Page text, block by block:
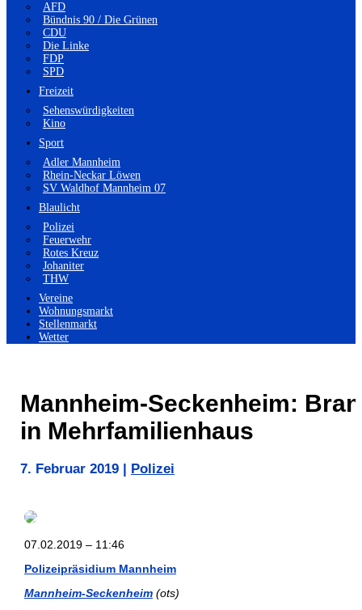
AFD
Bündnis 90 / Die Grünen
CDU
Die Linke
FDP
SPD
Freizeit
Sehenswürdigkeiten
Kino
Sport
Adler Mannheim
Rhein-Neckar Löwen
SV Waldhof Mannheim 07
Blaulicht
Polizei
Feuerwehr
Rotes Kreuz
Johaniter
THW
Vereine
Wohnungsmarkt
Stellenmarkt
Wetter
Mannheim-Seckenheim:
in Mehrfamilienhaus
7. Februar 2019 Polizei
07.02.2019 – 11:46
Polizeipräsidium Mannheim
Mannheim-Seckenheim (ots)